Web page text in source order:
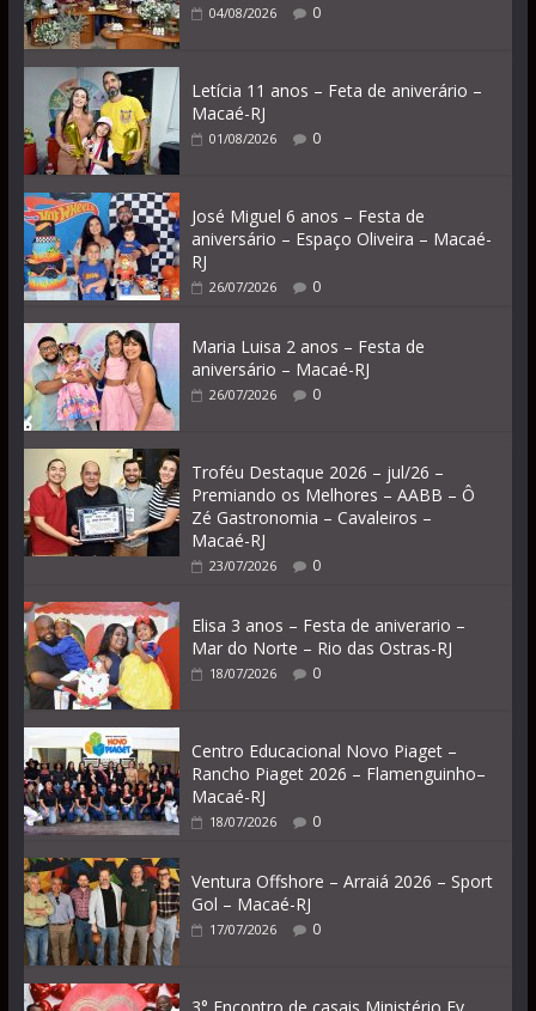
04/08/2026 0
Letícia 11 anos – Feta de aniverário –
Macaé-RJ
01/08/2026 0
José Miguel 6 anos – Festa de
aniversário – Espaço Oliveira – Macaé-
RJ
26/07/2026 0
Maria Luisa 2 anos – Festa de
aniversário – Macaé-RJ
26/07/2026 0
Troféu Destaque 2026 – jul/26 –
Premiando os Melhores – AABB – Ô
Zé Gastronomia – Cavaleiros –
Macaé-RJ
23/07/2026 0
Elisa 3 anos – Festa de aniverario –
Mar do Norte – Rio das Ostras-RJ
18/07/2026 0
Centro Educacional Novo Piaget –
Rancho Piaget 2026 – Flamenguinho–
Macaé-RJ
18/07/2026 0
Ventura Offshore – Arraiá 2026 – Sport
Gol – Macaé-RJ
17/07/2026 0